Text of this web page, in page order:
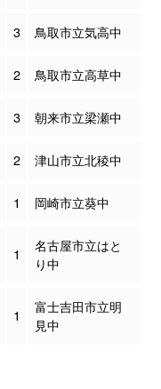
3 鳥取市立気高中
2 鳥取市立高草中
3 朝来市立梁瀬中
2 津山市立北稜中
1 岡崎市立葵中
1
名古屋市立はと
り中
1
富士吉田市立明
見中